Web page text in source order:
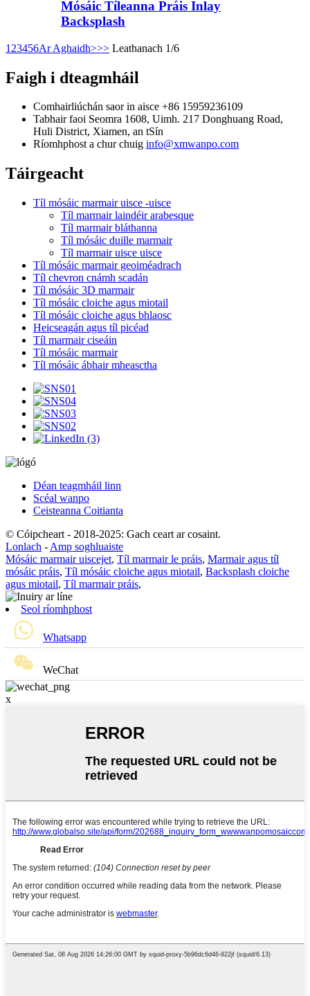
Mósáic Tíleanna Práis Inlay
Backsplash
1 23456Ar Aghaidh>>> Leathanach 1/6
Faigh i dteagmháil
Comhairliúchán saor in aisce +86 15959236109
Tabhair faoi Seomra 1608, Uimh. 217 Donghuang Road,
Huli District, Xiamen, an tSín
Ríomhphost a chur chuig info@xmwanpo.com
Táirgeacht
Tíl mósáic marmair uisce -uisce
Tíl marmair laindéir arabesque
Tíl marmair bláthanna
Tíl mósáic duille marmair
Tíl marmair uisce uisce
Tíl mósáic marmair geoiméadrach
Tíl chevron cnámh scadán
Tíl mósáic 3D marmair
Tíl mósáic cloiche agus miotail
Tíl mósáic cloiche agus bhlaosc
Heicseagán agus tíl picéad
Tíl marmair ciseáin
Tíl mósáic marmair
Tíl mósáic ábhair mheasctha
Déan teagmháil linn
Scéal wanpo
Ceisteanna Coitianta
© Cóipcheart - 2018-2025: Gach ceart ar cosaint.
Lonlach - Amp soghluaiste
Mósáic marmair uiscejet, Tíl marmair le práis, Marmair agus tíl
mósáic práis, Tíl mósáic cloiche agus miotail, Backsplash cloiche
agus miotail, Tíl marmair práis,
Seol ríomhphost
Whatsapp
WeChat
x